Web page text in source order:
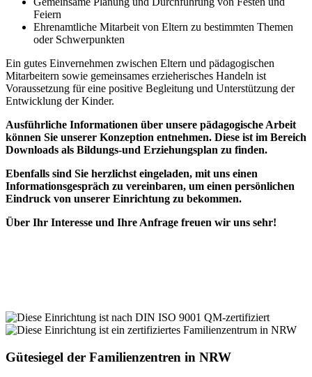
Feiern
Ehrenamtliche Mitarbeit von Eltern zu bestimmten Themen
oder Schwerpunkten
Ein gutes Einvernehmen zwischen Eltern und pädagogischen
Mitarbeitern sowie gemeinsames erzieherisches Handeln ist
Voraussetzung für eine positive Begleitung und Unterstützung der
Entwicklung der Kinder.
Ausführliche Informationen über unsere pädagogische Arbeit
können Sie unserer Konzeption entnehmen. Diese ist im Bereich
Downloads als Bildungs-und Erziehungsplan zu finden.
Ebenfalls sind Sie herzlichst eingeladen, mit uns einen
Informationsgespräch zu vereinbaren, um einen persönlichen
Eindruck von unserer Einrichtung zu bekommen.
Über Ihr Interesse und Ihre Anfrage freuen wir uns sehr!
Gütesiegel der Familienzentren in NRW